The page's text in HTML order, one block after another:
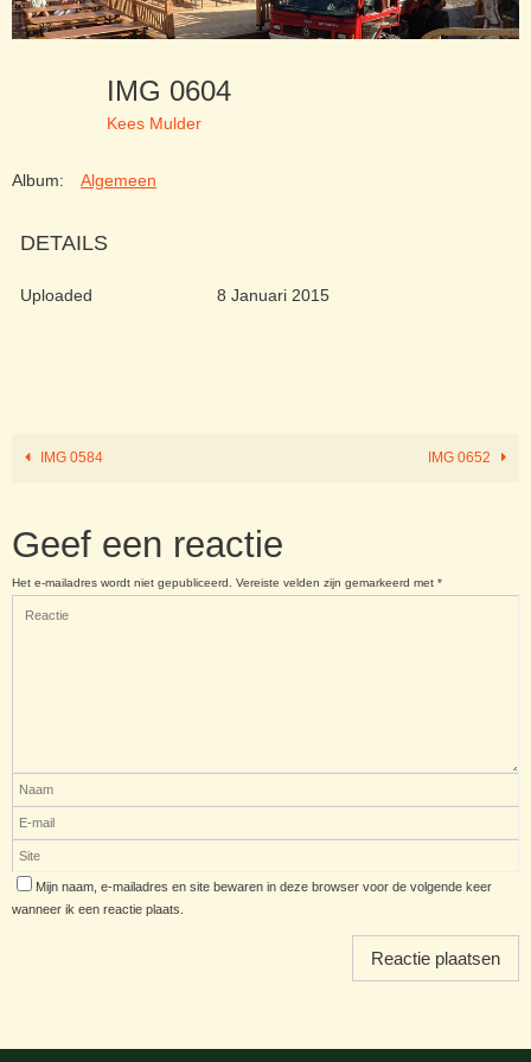
IMG 0604
Kees Mulder
Album: Algemeen
DETAILS
Uploaded 8 Januari 2015
IMG 0584 IMG 0652
Geef een reactie
Het e-mailadres wordt niet gepubliceerd. Vereiste velden zijn gemarkeerd met *
Mijn naam, e-mailadres en site bewaren in deze browser voor de volgende keer
wanneer ik een reactie plaats.